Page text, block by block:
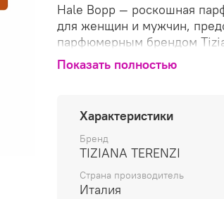
Hale Bopp — роскошная
для женщин и мужчин,
парфюмерным брендом
чувственный парфюм —
оригинальным взглядом на
запахом эфирного масла
насыщаясь в «сердце»
притягательным
магического пачули и
мягко струится теплыми
Показать полностью
Характеристики
Бренд
TIZIANA TERENZI
Страна производитель
Италия